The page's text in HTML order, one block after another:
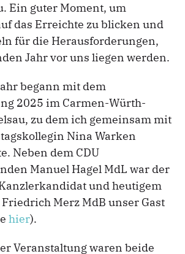
Ein guter Moment, um
das Erreichte zu blicken und
für die Herausforderungen,
Jahr vor uns liegen werden.
begann mit dem
2025 im Carmen-Würth-
zu dem ich gemeinsam mit
Nina Warken
Neben dem CDU
Manuel Hagel MdL war der
und heutigem
Merz MdB unser Gast
hier).
Veranstaltung waren beide